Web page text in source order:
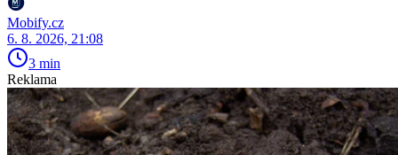
Mobify.cz
6. 8. 2026, 21:08
3 min
Reklama